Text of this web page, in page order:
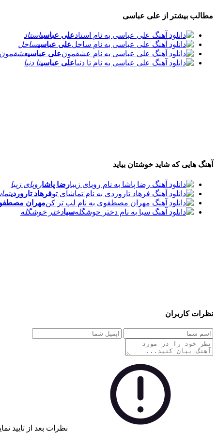
مطالب بیشتر از علی عباسی
علی عباسیاستاد
علی عباسیساحل
علی عباسیعشقمون
علی عباسیتا دنیا
آهنگ هایی که شاید خوشتان بیاید
رضا پاشارویای زیبا
فرهاد تاروردی
مهران
سیادختر خوشگله
نظرات کاربران
نظرات بعد از تایید